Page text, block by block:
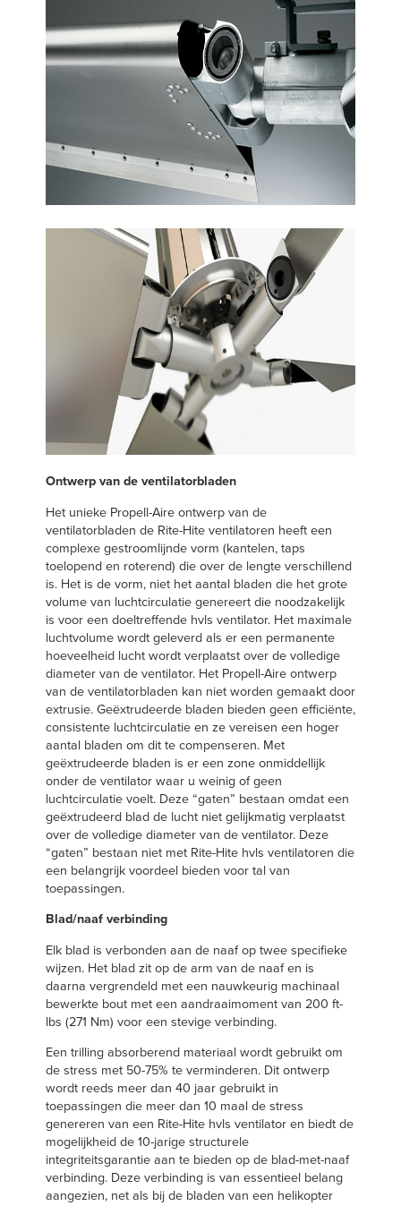
Ontwerp van de ventilatorbladen
Het unieke Propell-Aire ontwerp van de
ventilatorbladen de Rite-Hite ventilatoren heeft een
complexe gestroomlijnde vorm (kantelen, taps
toelopend en roterend) die over de lengte verschillend
is. Het is de vorm, niet het aantal bladen die het grote
volume van luchtcirculatie genereert die noodzakelijk
is voor een doeltreffende hvls ventilator. Het maximale
luchtvolume wordt geleverd als er een permanente
hoeveelheid lucht wordt verplaatst over de volledige
diameter van de ventilator. Het Propell-Aire ontwerp
van de ventilatorbladen kan niet worden gemaakt door
extrusie. Geëxtrudeerde bladen bieden geen efficiënte,
consistente luchtcirculatie en ze vereisen een hoger
aantal bladen om dit te compenseren. Met
geëxtrudeerde bladen is er een zone onmiddellijk
onder de ventilator waar u weinig of geen
luchtcirculatie voelt. Deze “gaten” bestaan omdat een
geëxtrudeerd blad de lucht niet gelijkmatig verplaatst
over de volledige diameter van de ventilator. Deze
“gaten” bestaan niet met Rite-Hite hvls ventilatoren die
een belangrijk voordeel bieden voor tal van
toepassingen.
Blad/naaf verbinding
Elk blad is verbonden aan de naaf op twee specifieke
wijzen. Het blad zit op de arm van de naaf en is
daarna vergrendeld met een nauwkeurig machinaal
bewerkte bout met een aandraaimoment van 200 ft-
lbs (271 Nm) voor een stevige verbinding.
Een trilling absorberend materiaal wordt gebruikt om
de stress met 50-75% te verminderen. Dit ontwerp
wordt reeds meer dan 40 jaar gebruikt in
toepassingen die meer dan 10 maal de stress
genereren van een Rite-Hite hvls ventilator en biedt de
mogelijkheid de 10-jarige structurele
integriteitsgarantie aan te bieden op de blad-met-naaf
verbinding. Deze verbinding is van essentieel belang
aangezien, net als bij de bladen van een helikopter